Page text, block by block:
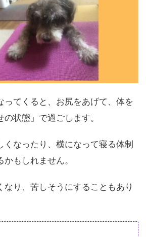
ってくると、お尻をあげて、体を
状態」で過ごします。
くなったり、横になって寝る体制
もしれません。
なり、苦しそうにすることもあり